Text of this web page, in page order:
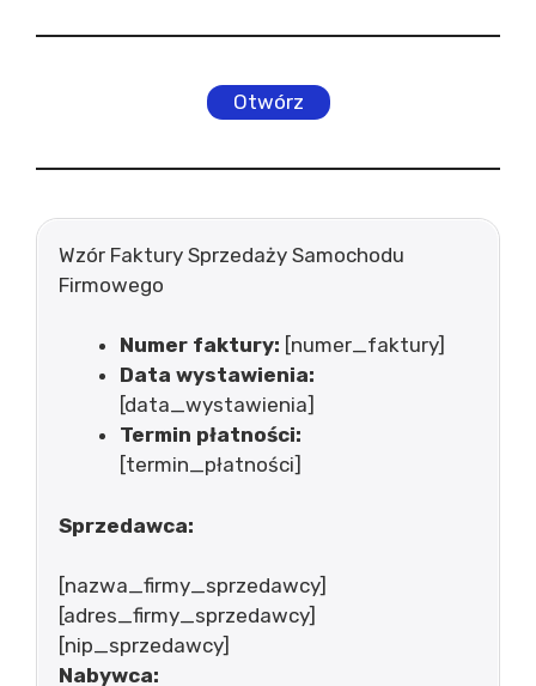
Otwórz
Wzór Faktury Sprzedaży Samochodu
Firmowego
Numer faktury: [numer_faktury]
Data wystawienia:
[data_wystawienia]
Termin płatności:
[termin_płatności]
Sprzedawca:
[nazwa_firmy_sprzedawcy]
[adres_firmy_sprzedawcy]
[nip_sprzedawcy]
Nabywca: